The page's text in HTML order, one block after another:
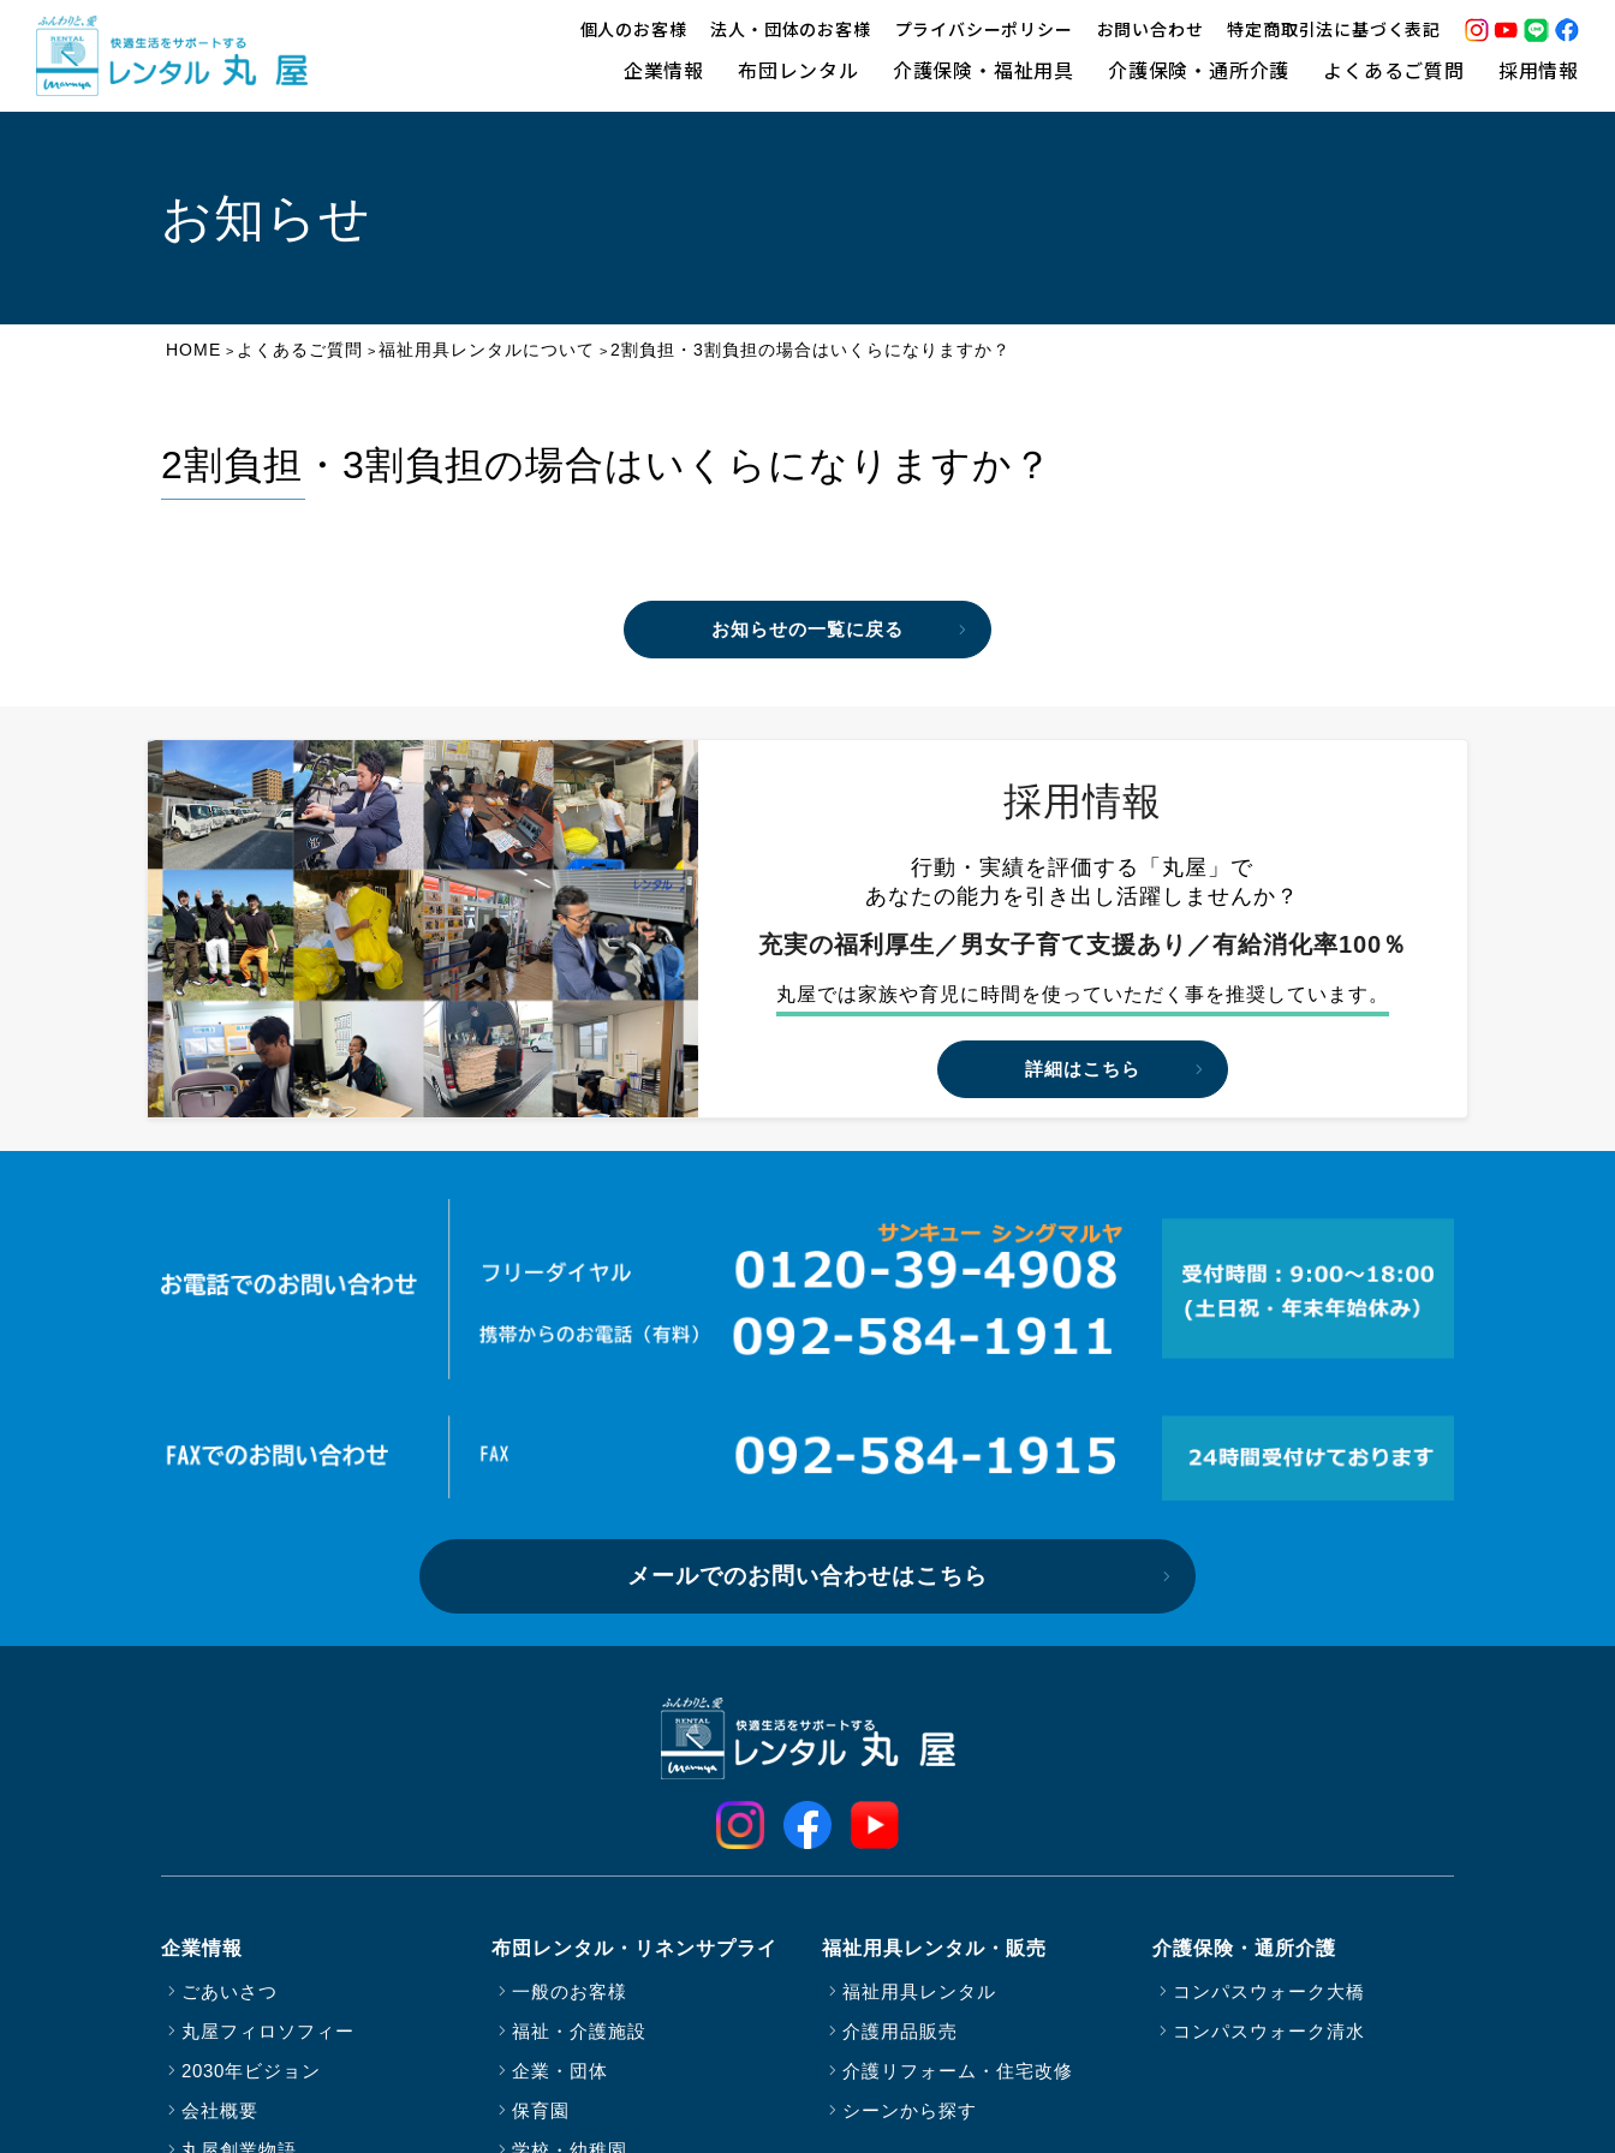
個人のお客様 法人・団体のお客様 プライバシーポリシー お問い合わせ 特定商取引法に基づく表記
企業情報 布団レンタル 介護保険・福祉用具 介護保険・通所介護 よくあるご質問 採用情報
お知らせ
HOME > よくあるご質問 > 福祉用具レンタルについて > 2割負担・3割負担の場合はいくらになりますか？
2割負担・3割負担の場合はいくらになりますか？
お知らせの一覧に戻る
採用情報
行動・実績を評価する「丸屋」で
あなたの能力を引き出し活躍しませんか？
充実の福利厚生／男女子育て支援あり／有給消化率100％
丸屋では家族や育児に 時間を使っていただく事を推奨しています。
詳細はこちら
メールでのお問い合わせはこちら
企業情報
ごあいさつ
丸屋フィロソフィー
2030年ビジョン
会社概要
布団レンタル・リネンサプライ
一般のお客様
福祉・介護施設
企業・団体
保育園
福祉用具レンタル・販売
福祉用具レンタル
介護用品販売
介護リフォーム・住宅改修
シーンから探す
介護保険・通所介護
コンパスウォーク大橋
コンパスウォーク清水